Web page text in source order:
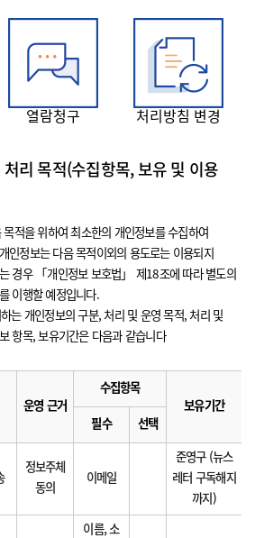
열람청구 처리방침 변경
리 목적(수집항목, 보유 및 이용
적을 위하여 최소한의 개인정보를 수집하여
인정보는 다음 목적이외의 용도로는 이용되지
경우 「개인정보 보호법」 제18조에 따라 별도의
이행할 예정입니다.
는 개인정보의 구분, 처리 및 운영 목적, 처리 및
항목, 보유기간은 다음과 같습니다
운영 근거
수집항목
보유기간
필수
선택
정보주체
동의
이메일
준영구 (뉴스
레터 구독해지
까지)
이름, 소